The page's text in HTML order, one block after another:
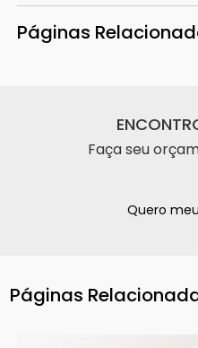
Páginas
Faça seu
Quero
Páginas